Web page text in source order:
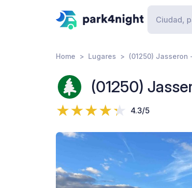
Home Lugares (01250) Jasseron
(01250)
4.3/5